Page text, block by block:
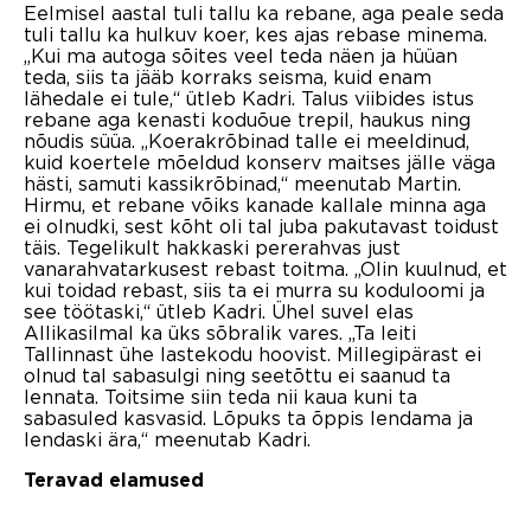
Eelmisel aastal tuli tallu ka rebane, aga peale seda
tuli tallu ka hulkuv koer, kes ajas rebase minema.
„Kui ma autoga sõites veel teda näen ja hüüan
teda, siis ta jääb korraks seisma, kuid enam
lähedale ei tule,“ ütleb Kadri. Talus viibides istus
rebane aga kenasti koduõue trepil, haukus ning
nõudis süüa. „Koerakrõbinad talle ei meeldinud,
kuid koertele mõeldud konserv maitses jälle väga
hästi, samuti kassikrõbinad,“ meenutab Martin.
Hirmu, et rebane võiks kanade kallale minna aga
ei olnudki, sest kõht oli tal juba pakutavast toidust
täis. Tegelikult hakkaski pererahvas just
vanarahvatarkusest rebast toitma. „Olin kuulnud, et
kui toidad rebast, siis ta ei murra su koduloomi ja
see töötaski,“ ütleb Kadri. Ühel suvel elas
Allikasilmal ka üks sõbralik vares. „Ta leiti
Tallinnast ühe lastekodu hoovist. Millegipärast ei
olnud tal sabasulgi ning seetõttu ei saanud ta
lennata. Toitsime siin teda nii kaua kuni ta
sabasuled kasvasid. Lõpuks ta õppis lendama ja
lendaski ära,“ meenutab Kadri.
Teravad elamused